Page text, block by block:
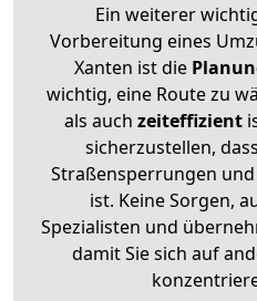
Ein weiterer
Vorbereitung eines
Xanten ist die
wichtig, eine Route zu
als auch zeiteffizient
sicherzustellen,
Straßensperrungen
ist. Keine Sorgen,
Spezialisten und
damit Sie sich auf